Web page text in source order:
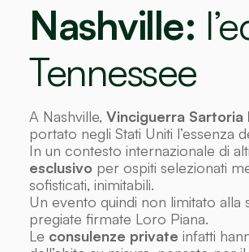
Nashville:
Tennessee
A Nashville, Vinciguerra Sartoria
portato negli Stati Uniti l’essenza
In un contesto internazionale di
esclusivo per ospiti selezionati
sofisticati, inimitabili.
Un evento quindi non limitato alla
pregiate firmate Loro Piana.
Le consulenze private infatti